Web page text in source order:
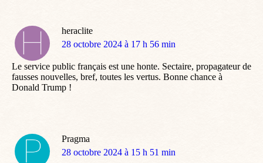
heraclite
dit
28 octobre 2024 à 17 h 56 min
Le service public français est une honte. Sectaire, propagateur de
fausses nouvelles, bref, toutes les vertus. Bonne chance à
Donald Trump !
Pragma
dit
28 octobre 2024 à 15 h 51 min